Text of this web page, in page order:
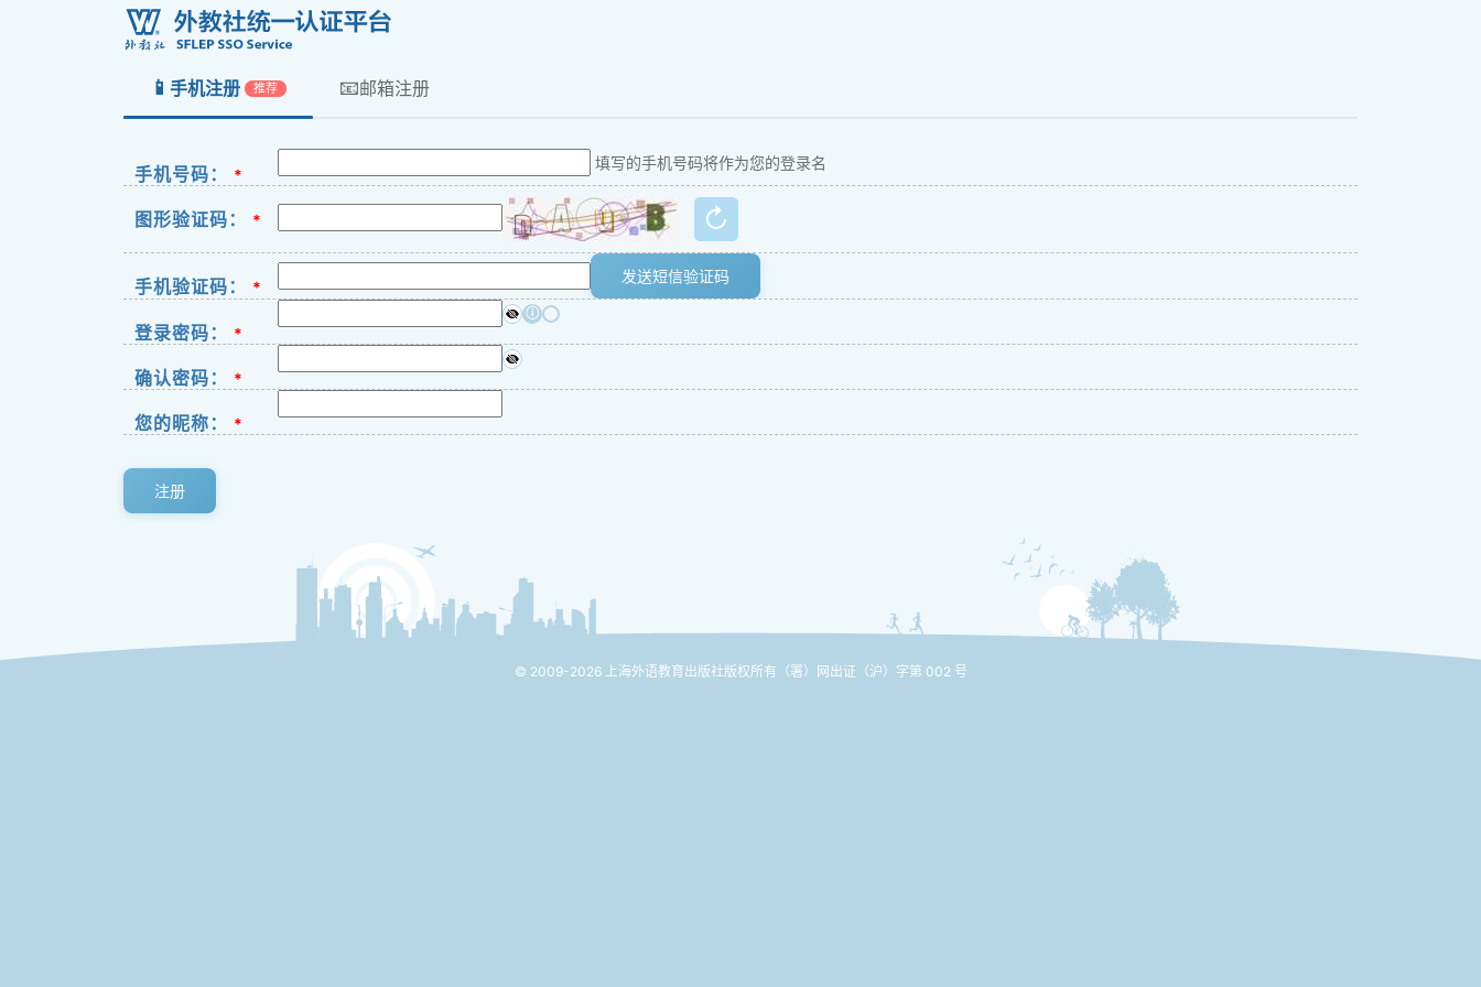
📱 手机注册 推荐 📧邮箱注册
手机号码： *
填写的手机号码将作为您的登录名
图形验证码： * ↻
手机验证码： *
发送短信验证码
登录密码： *
ⓘ
确认密码： *
您的昵称： *
注册
© 2009-2026 上海外语教育出版社版权所有 （署）网出证（沪）字第 002 号